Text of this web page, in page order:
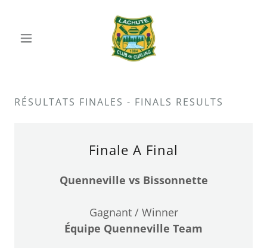
RÉSULTATS FINALES - FINALS RESULTS
Finale A Final
Quenneville vs Bissonnette
Gagnant / Winner
Équipe Quenneville Team